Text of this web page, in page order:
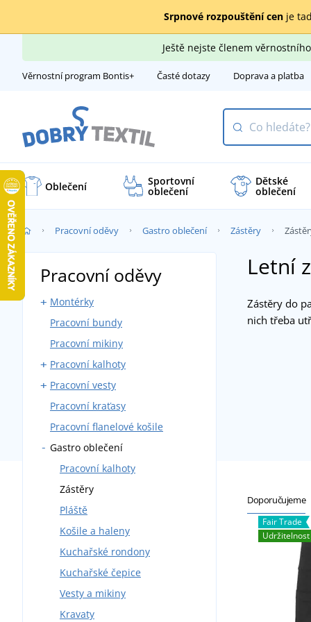
Srpnové rozpouštění cenje
Ještě nejste členem
Věrnostní program Bontis+ Časté dotazy Doprava a platba
Oblečení Sportovní
oblečení
Dětské
oblečení
Pracovní oděvy Gastro oblečení Zástěry
Letní
Zástěry do
nich třeba
Pracovní oděvy
Montérky
Montérky s laclem
Montérky do pasu
Blůzy
Montérkové komplety
Pracovní kombinézy
Zateplené montérky
Pracovní bundy
Pracovní mikiny
Pracovní kalhoty
Kalhoty do pasu
Kalhoty s laclem
Pracovní vesty
S kapsami
Zateplené
Pracovní kraťasy
Pracovní flanelové košile
Gastro oblečení
Pracovní kalhoty
Zástěry
Pláště
Košile a haleny
Kuchařské rondony
Kuchařské čepice
Vesty a mikiny
Kravaty
Doporučujeme
Fair Trade
Udržitelnost